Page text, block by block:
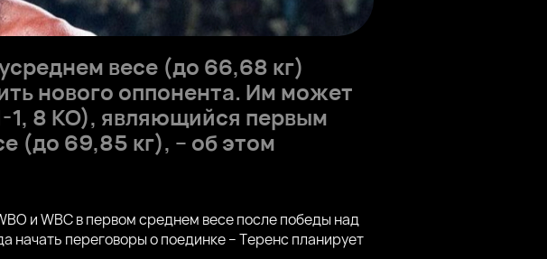
весе (до 66,68 кг)
нового оппонента. Им может
1, 8 КО), являющийся первым
(до 69,85 кг), – об этом
и WBC в первом среднем весе после победы над
переговоры о поединке – Теренс планирует